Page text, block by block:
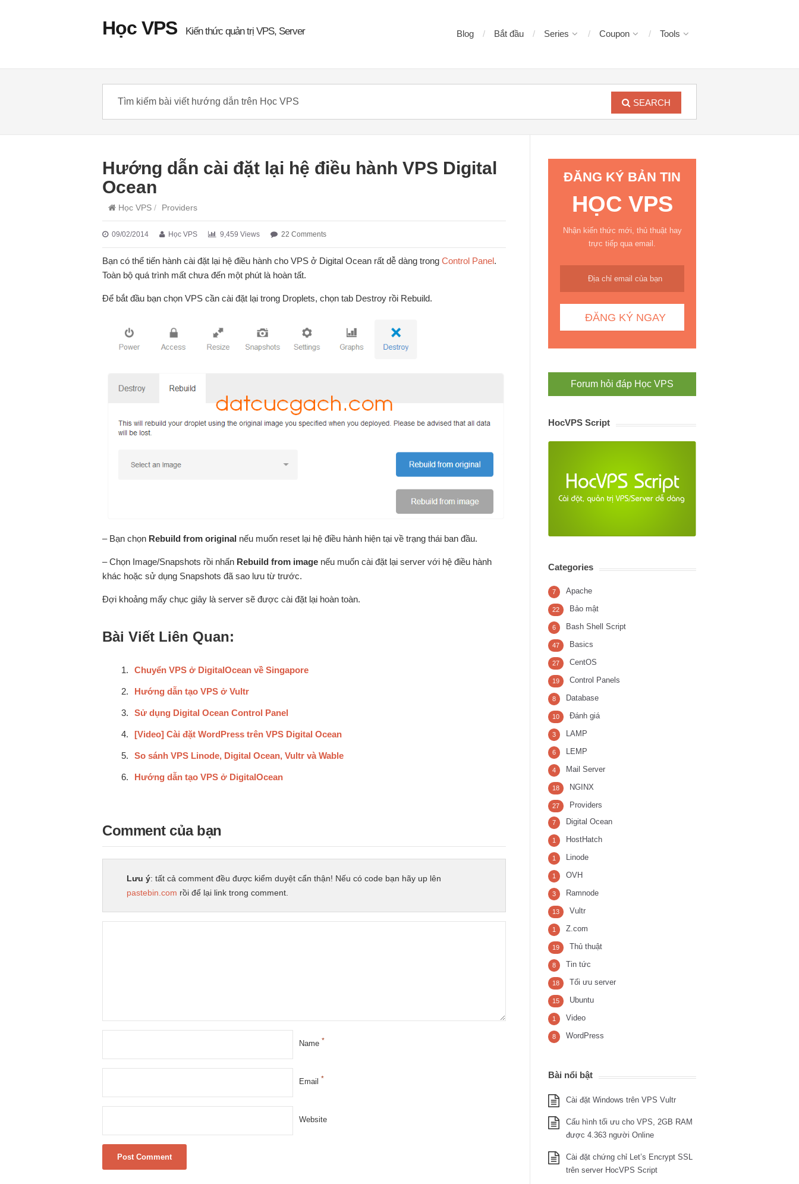
Học VPS Kiến thức quản trị VPS, Server Blog Bắt đầu Series Coupon Tools
SEARCH
Hướng dẫn cài đặt lại hệ điều hành VPS Digital
Ocean
Học VPS / Providers
09/02/2014 Học VPS 9,459 Views 22 Comments
Bạn có thể tiến hành cài đặt lại hệ điều hành cho VPS ở Digital Ocean rất dễ dàng trong Control Panel.
Toàn bộ quá trình mất chưa đến một phút là hoàn tất.
Để bắt đầu bạn chọn VPS cần cài đặt lại trong Droplets, chọn tab Destroy rồi Rebuild.
– Bạn chọn Rebuild from original nếu muốn reset lại hệ điều hành hiện tại về trạng thái ban đầu.
– Chọn Image/Snapshots rồi nhấn Rebuild from image nếu muốn cài đặt lại server với hệ điều hành
khác hoặc sử dụng Snapshots đã sao lưu từ trước.
Đợi khoảng mấy chục giây là server sẽ được cài đặt lại hoàn toàn.
Bài Viết Liên Quan:
Chuyển VPS ở DigitalOcean về Singapore
Hướng dẫn tạo VPS ở Vultr
Sử dụng Digital Ocean Control Panel
[Video] Cài đặt WordPress trên VPS Digital Ocean
So sánh VPS Linode, Digital Ocean, Vultr và Wable
Hướng dẫn tạo VPS ở DigitalOcean
Comment của bạn
Lưu ý: tất cả comment đều được kiểm duyệt cẩn thận! Nếu có code bạn hãy up lên
pastebin.com rồi để lại link trong comment.
Name *
Email *
Website
ĐĂNG KÝ BẢN TIN
HỌC VPS
Nhận kiến thức mới, thủ thuật hay
trực tiếp qua email.
Forum hỏi đáp Học VPS
HocVPS Script
Categories
Apache
7
Bảo mật
22
Bash Shell Script
6
Basics
47
CentOS
27
Control Panels
19
Database
8
Đánh giá
10
LAMP
3
LEMP
6
Mail Server
4
NGINX
18
Providers
27
Digital Ocean
7
HostHatch
1
Linode
1
OVH
1
Ramnode
3
Vultr
13
Z.com
1
Thủ thuật
19
Tin tức
8
Tối ưu server
18
Ubuntu
15
Video
1
WordPress
8
Bài nổi bật
Cài đặt Windows trên VPS Vultr
Cấu hình tối ưu cho VPS, 2GB RAM
được 4.363 người Online
Cài đặt chứng chỉ Let’s Encrypt SSL
trên server HocVPS Script